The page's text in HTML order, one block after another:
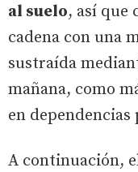
al suelo, así que
cadena con una
sustraída
mañana, como
en dependencias
A continuación,